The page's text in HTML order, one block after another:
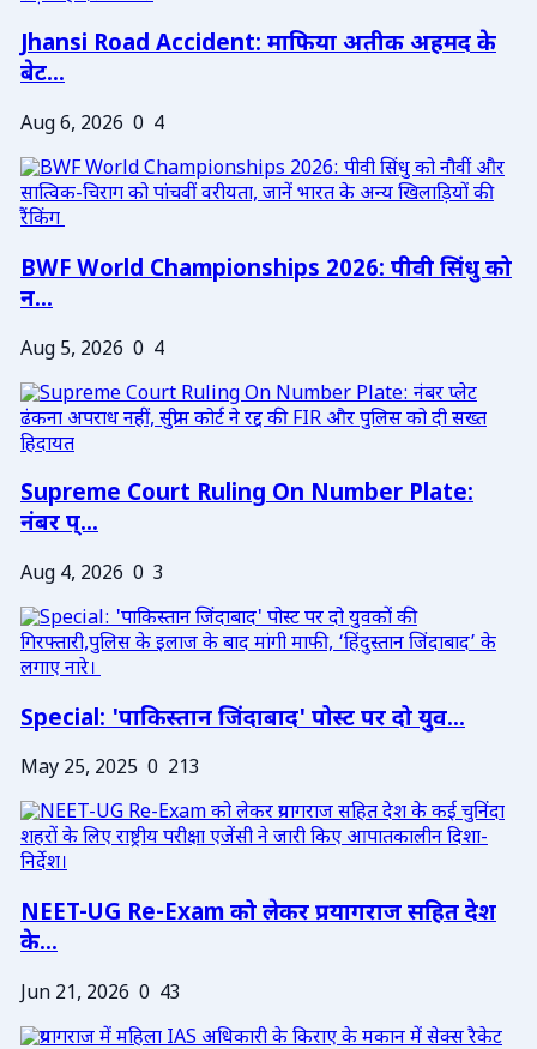
Jhansi Road Accident: माफिया अतीक अहमद के
बेट...
Aug 6, 2026 0 4
BWF World Championships 2026: पीवी सिंधु को
न...
Aug 5, 2026 0 4
Supreme Court Ruling On Number Plate:
नंबर प्...
Aug 4, 2026 0 3
Special: 'पाकिस्तान जिंदाबाद' पोस्ट पर दो युव...
May 25, 2025 0 213
NEET-UG Re-Exam को लेकर प्रयागराज सहित देश
के...
Jun 21, 2026 0 43